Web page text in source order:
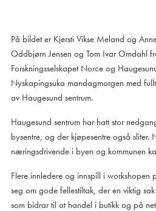
På bildet er Kjersti Vikse Meland og
Oddbjørn Jensen og Tom Ivar Omdahl
Forskningsselskapet Norce og
Nyskapingsuka mandagmorgen med
av Haugesund sentrum.
Haugesund sentrum har hatt stor
bysentre, og der kjøpesentre også sliter.
næringsdrivende i byen og kommunen
Flere innledere og innspill i workshopen
seg om gode fellestiltak, der en viktig
som bidrar til at handel i butikk og på